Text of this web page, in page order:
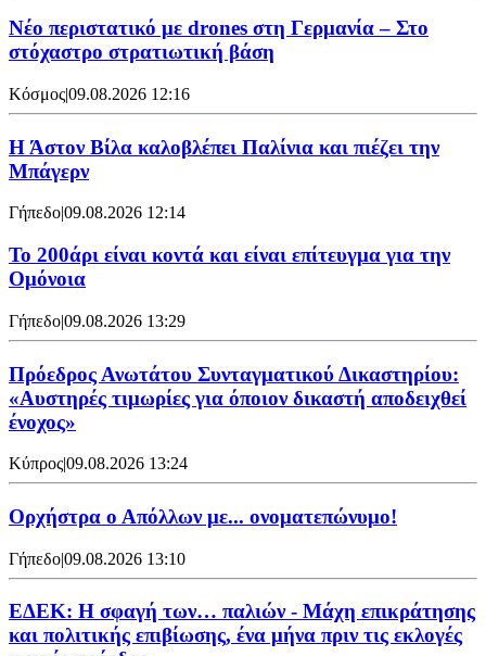
Νέο περιστατικό με drones στη Γερμανία – Στο
στόχαστρο στρατιωτική βάση
Κόσμος|09.08.2026 12:16
Η Άστον Βίλα καλοβλέπει Παλίνια και πιέζει την
Μπάγερν
Γήπεδο|09.08.2026 12:14
Το 200άρι είναι κοντά και είναι επίτευγμα για την
Ομόνοια
Γήπεδο|09.08.2026 13:29
Πρόεδρος Ανωτάτου Συνταγματικού Δικαστηρίου:
«Αυστηρές τιμωρίες για όποιον δικαστή αποδειχθεί
ένοχος»
Κύπρος|09.08.2026 13:24
Ορχήστρα o Aπόλλων με... ονοματεπώνυμο!
Γήπεδο|09.08.2026 13:10
ΕΔΕΚ: Η σφαγή των… παλιών - Μάχη επικράτησης
και πολιτικής επιβίωσης, ένα μήνα πριν τις εκλογές